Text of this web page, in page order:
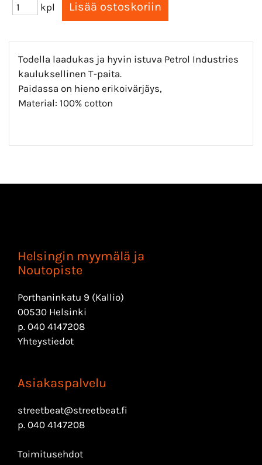
kpl
Todella laadukas ja hyvin istuva Petrol Industries
kauluksellinen T-paita.
Paidassa on hieno erikoivärjäys,
Material: 100% cotton
Helsingin myymälä ja
Noutopiste
Porthaninkatu 9 (Kallio)
00530 Helsinki
p. 040 4147208
Yhteystiedot
Asiakaspalvelu
streetbeat@streetbeat.fi
p. 040 4147208
Toimitusehdot